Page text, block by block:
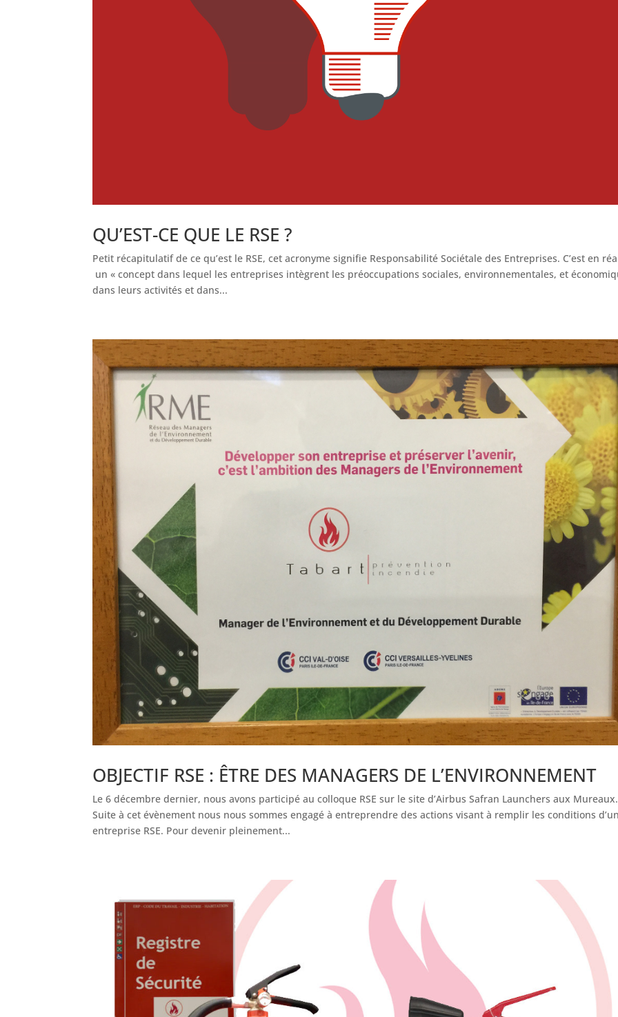
QU’EST-CE QUE LE RSE ?
Petit récapitulatif de ce qu’est le RSE, cet acronyme signifie Responsabilité Sociétale des Entreprises. C’est en
un « concept dans lequel les entreprises intègrent les préoccupations sociales, environnementales, et
dans leurs activités et dans...
OBJECTIF RSE : ÊTRE DES MANAGERS DE L’ENVIRONNEMENT
Le 6 décembre dernier, nous avons participé au colloque RSE sur le site d’Airbus Safran Launchers aux Mureaux.
Suite à cet évènement nous nous sommes engagé à entreprendre des actions visant à remplir les conditions
entreprise RSE. Pour devenir pleinement...